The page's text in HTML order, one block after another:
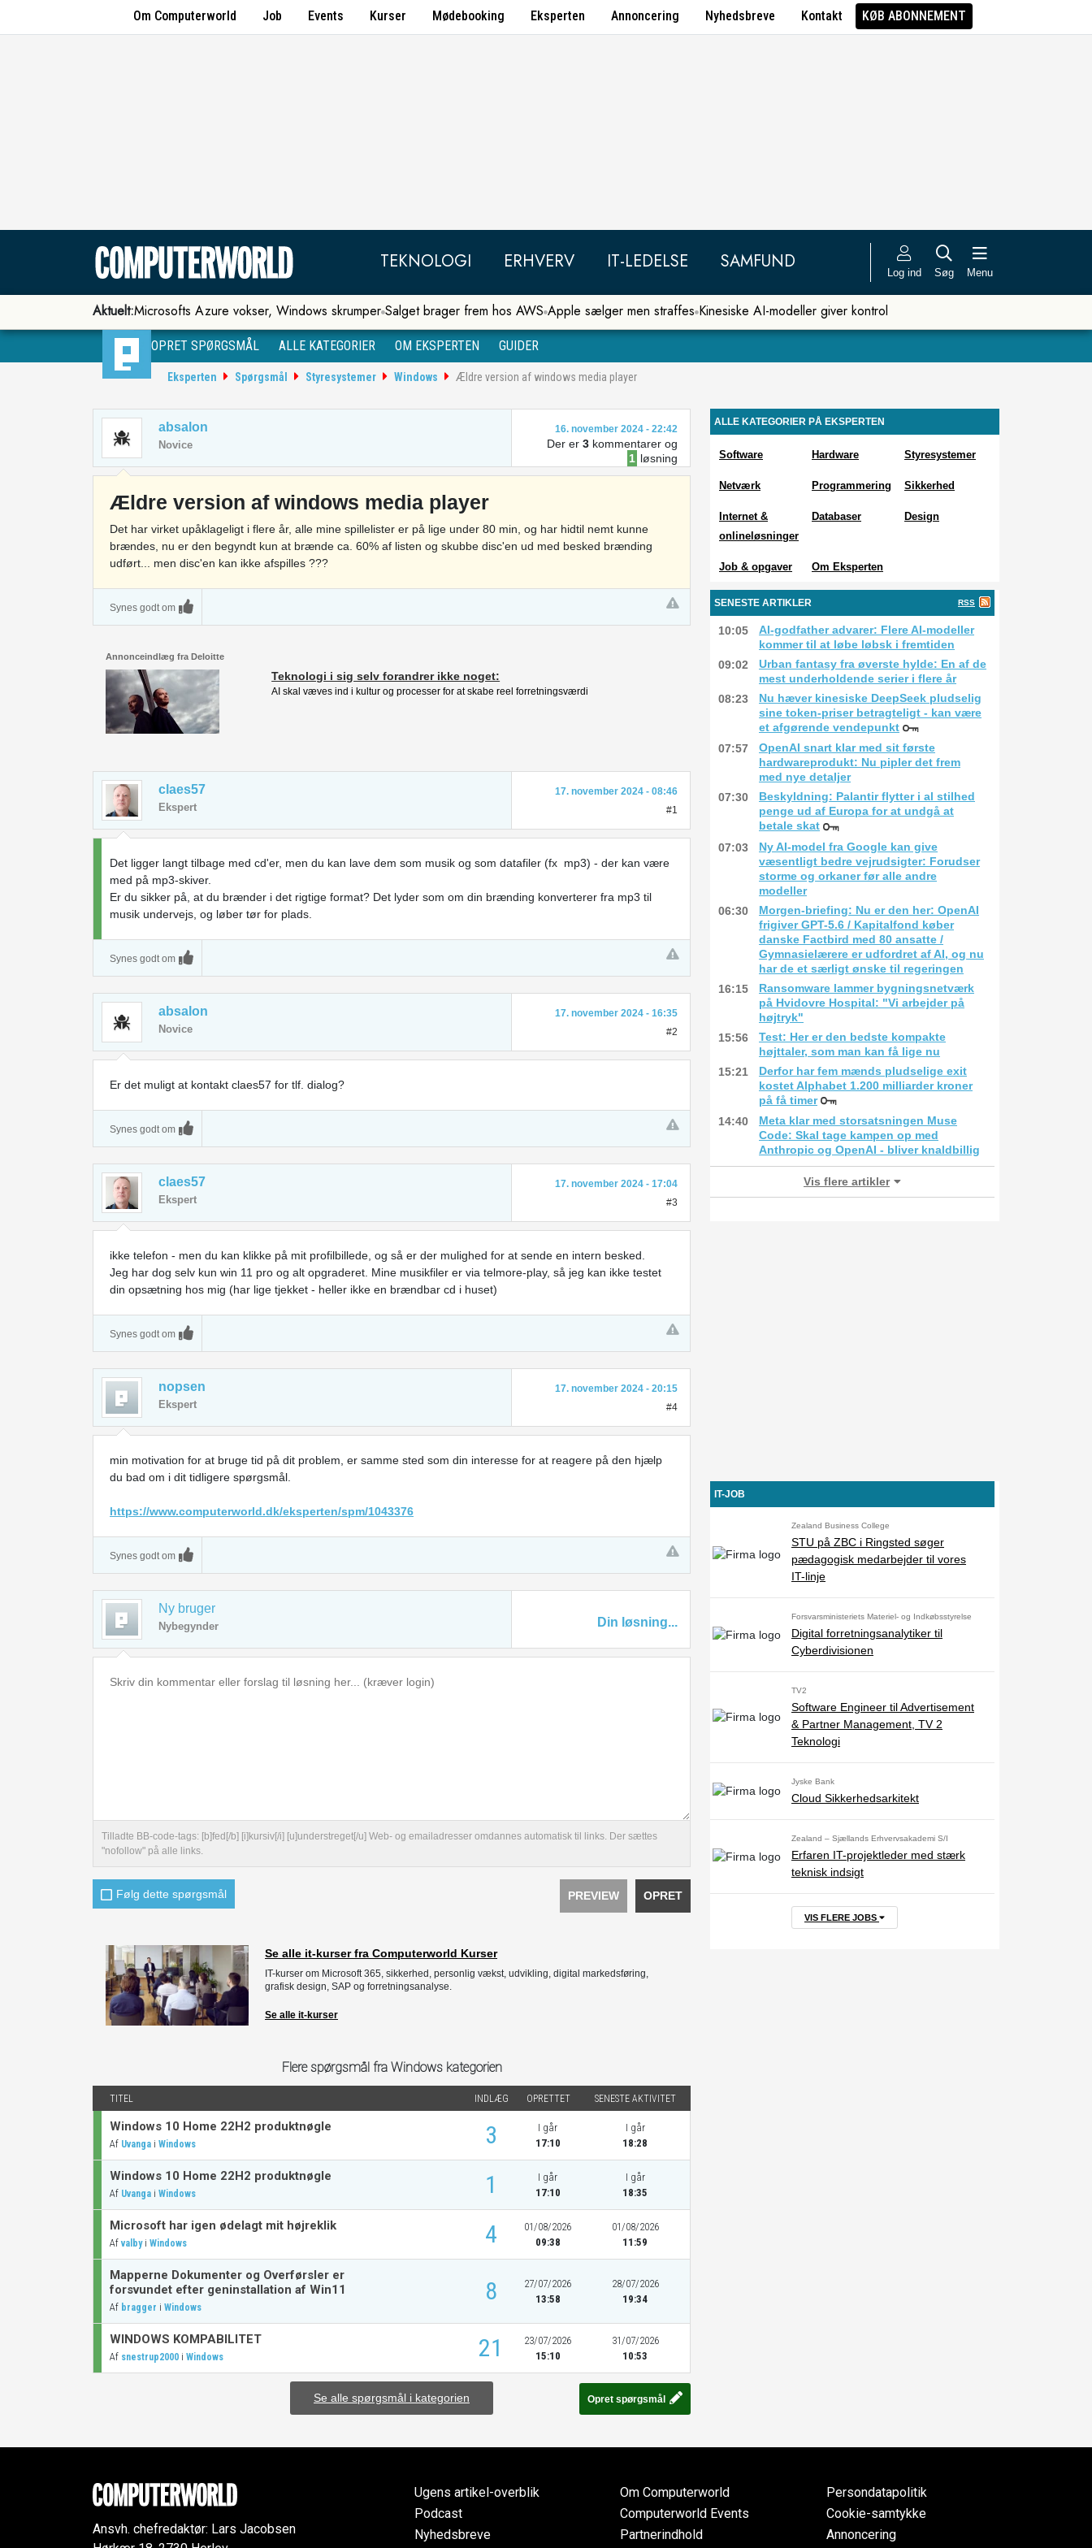
Om Computerworld Job Events Kurser Mødebooking Eksperten Annoncering Nyhedsbreve Kontakt KØB ABONNEMENT
TEKNOLOGI ERHVERV IT-LEDELSE SAMFUND Log ind Søg Menu
Aktuelt:Microsofts Azure vokser, Windows skrumper Salget brager frem hos AWS Apple sælger men straffes Kinesiske AI-modeller giver kontrol
OPRET SPØRGSMÅL ALLE KATEGORIER OM EKSPERTEN GUIDER
Eksperten Spørgsmål Styresystemer Windows Ældre version af windows media player
absalon
Novice
16. november 2024 - 22:42
Der er 3kommentarer og
1 løsning
Ældre version af windows media player
Det har virket upåklageligt i flere år, alle mine spillelister er på lige under 80 min, og har hidtil nemt kunne
brændes, nu er den begyndt kun at brænde ca. 60% af listen og skubbe disc'en ud med besked brænding
udført... men disc'en kan ikke afspilles ???
Synes godt om
Annonceindlæg fra Deloitte
Teknologi i sig selv forandrer ikke noget:
AI skal væves ind i kultur og processer for at skabe reel forretningsværdi
claes57
Ekspert
17. november 2024 - 08:46
#1
Det ligger langt tilbage med cd'er, men du kan lave dem som musik og som datafiler (fx mp3) - der kan være
med på mp3-skiver.
Er du sikker på, at du brænder i det rigtige format? Det lyder som om din brænding konverterer fra mp3 til
musik undervejs, og løber tør for plads.
Synes godt om
absalon
Novice
17. november 2024 - 16:35
#2
Er det muligt at kontakt claes57 for tlf. dialog?
Synes godt om
claes57
Ekspert
17. november 2024 - 17:04
#3
ikke telefon - men du kan klikke på mit profilbillede, og så er der mulighed for at sende en intern besked.
Jeg har dog selv kun win 11 pro og alt opgraderet. Mine musikfiler er via telmore-play, så jeg kan ikke testet
din opsætning hos mig (har lige tjekket - heller ikke en brændbar cd i huset)
Synes godt om
nopsen
Ekspert
17. november 2024 - 20:15
#4
min motivation for at bruge tid på dit problem, er samme sted som din interesse for at reagere på den hjælp
du bad om i dit tidligere spørgsmål.
https://www.computerworld.dk/eksperten/spm/1043376
Synes godt om
Ny bruger
Nybegynder Din løsning...
Tilladte BB-code-tags: [b]fed[/b] [i]kursiv[/i] [u]understreget[/u] Web- og emailadresser omdannes automatisk til links. Der sættes
"nofollow" på alle links.
Følg dette spørgsmål OPRET
PREVIEW
Se alle it-kurser fra Computerworld Kurser
IT-kurser om Microsoft 365, sikkerhed, personlig vækst, udvikling, digital markedsføring,
grafisk design, SAP og forretningsanalyse.
Se alle it-kurser
Flere spørgsmål fra Windows kategorien
TITEL INDLÆG OPRETTET SENESTE AKTIVITET
Windows 10 Home 22H2 produktnøgle
Af Uvanga i Windows 3
I går
17:10
I går
18:28
Windows 10 Home 22H2 produktnøgle
Af Uvanga i Windows 1
I går
17:10
I går
18:35
Microsoft har igen ødelagt mit højreklik
Af valbyi Windows 4
01/08/2026
09:38
01/08/2026
11:59
Mapperne Dokumenter og Overførsler er
forsvundet efter geninstallation af Win11
Af bragger i Windows
8
27/07/2026
13:58
28/07/2026
19:34
WINDOWS KOMPABILITET
Af snestrup2000 i Windows 21
23/07/2026
15:10
31/07/2026
10:53
Se alle spørgsmål i kategorien Opret spørgsmål
ALLE KATEGORIER PÅ EKSPERTEN
Software Hardware Styresystemer
Netværk Programmering Sikkerhed
Internet &
onlineløsninger
Databaser Design
Job & opgaver Om Eksperten
SENESTE ARTIKLER RSS
10:05
AI-godfather advarer: Flere AI-modeller
kommer til at løbe løbsk i fremtiden
09:02
Urban fantasy fra øverste hylde: En af de
mest underholdende serier i flere år
08:23
Nu hæver kinesiske DeepSeek pludselig
sine token-priser betragteligt - kan være
et afgørende vendepunkt
07:57
OpenAI snart klar med sit første
hardwareprodukt: Nu pipler det frem
med nye detaljer
07:30
Beskyldning: Palantir flytter i al stilhed
penge ud af Europa for at undgå at
betale skat
07:03
Ny AI-model fra Google kan give
væsentligt bedre vejrudsigter: Forudser
storme og orkaner før alle andre
modeller
06:30
Morgen-briefing: Nu er den her: OpenAI
frigiver GPT-5.6 / Kapitalfond køber
danske Factbird med 80 ansatte /
Gymnasielærere er udfordret af AI, og nu
har de et særligt ønske til regeringen
16:15
Ransomware lammer bygningsnetværk
på Hvidovre Hospital: "Vi arbejder på
højtryk"
15:56
Test: Her er den bedste kompakte
højttaler, som man kan få lige nu
15:21
Derfor har fem mænds pludselige exit
kostet Alphabet 1.200 milliarder kroner
på få timer
14:40
Meta klar med storsatsningen Muse
Code: Skal tage kampen op med
Anthropic og OpenAI - bliver knaldbillig
Vis flere artikler
IT-JOB
Zealand Business College
STU på ZBC i Ringsted søger
pædagogisk medarbejder til vores
IT-linje
Forsvarsministeriets Materiel- og Indkøbsstyrelse
Digital forretningsanalytiker til
Cyberdivisionen
TV2
Software Engineer til Advertisement
& Partner Management, TV 2
Teknologi
Jyske Bank
Cloud Sikkerhedsarkitekt
Zealand – Sjællands Erhvervsakademi S/I
Erfaren IT-projektleder med stærk
teknisk indsigt
VIS FLERE JOBS
Ansvh. chefredaktør: Lars Jacobsen
Ugens artikel-overblik
Podcast
Nyhedsbreve
Om Computerworld
Computerworld Events
Partnerindhold
Persondatapolitik
Cookie-samtykke
Annoncering